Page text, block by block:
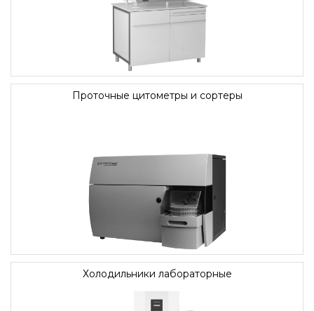
Проточные цитометры и сортеры
Холодильники лабораторные